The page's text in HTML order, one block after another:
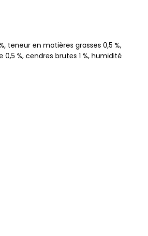
teneur en matières grasses 0,5 %,
0,5 %, cendres brutes 1 %, humidité